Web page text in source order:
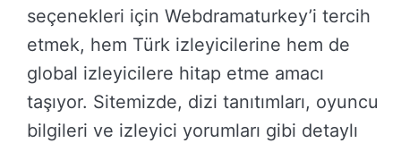
seçenekleri için Webdramaturkey’i tercih
etmek, hem Türk izleyicilerine hem de
global izleyicilere hitap etme amacı
taşıyor. Sitemizde, dizi tanıtımları, oyuncu
bilgileri ve izleyici yorumları gibi detaylı